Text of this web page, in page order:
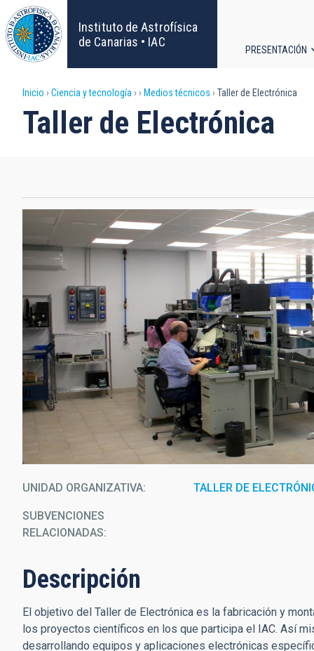
Pasar
al
contenido
principal
Instituto de Astrofísica
de Canarias • IAC
principal
PRESENTACIÓN
Sobrescribir
enlaces
ayuda
la
navegación
Inicio Ciencia y tecnología Medios técnicos Taller de Electrónica
Taller de Electrónica
UNIDAD ORGANIZATIVA TALLER DE
SUBVENCIONES
RELACIONADAS:
Descripción
El objetivo del Taller de Electrónica es la fabricación y
los proyectos científicos en los que participa el IAC. Así
desarrollando equipos y aplicaciones electrónicas